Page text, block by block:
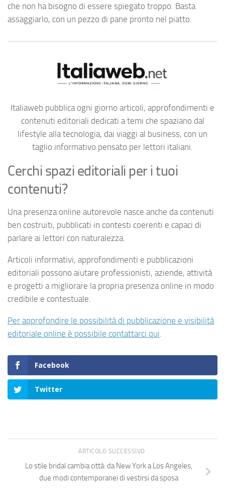
che non ha bisogno di essere spiegato troppo. Basta
assaggiarlo, con un pezzo di pane pronto nel piatto.
Italiaweb pubblica ogni giorno articoli, approfondimenti e
contenuti editoriali dedicati a temi che spaziano dal
lifestyle alla tecnologia, dai viaggi al business, con un
taglio informativo pensato per lettori italiani.
Cerchi spazi editoriali per i tuoi
contenuti?
Una presenza online autorevole nasce anche da contenuti
ben costruiti, pubblicati in contesti coerenti e capaci di
parlare ai lettori con naturalezza.
Articoli informativi, approfondimenti e pubblicazioni
editoriali possono aiutare professionisti, aziende, attività
e progetti a migliorare la propria presenza online in modo
credibile e contestuale.
Per approfondire le possibilità di pubblicazione e visibilità
editoriale online è possibile contattarci qui
Facebook
Twitter
ARTICOLO SUCCESSIVO
Lo stile bridal cambia città: da New York a Los Angeles,
due modi contemporanei di vestirsi da sposa